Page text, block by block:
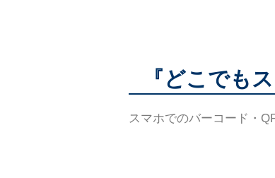
『どこでも
スマホでのバーコード・